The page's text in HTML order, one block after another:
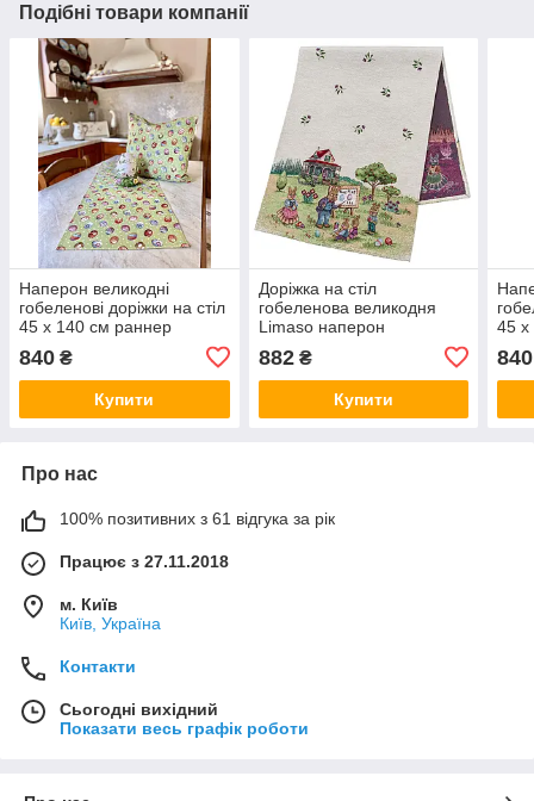
Подібні товари компанії
Наперон великодні
гобеленові доріжки на стіл
45 х 140 см раннер
840 ₴
Купити
Доріжка на стіл
гобеленова великодня
Limaso наперон
гобеленовий на стіл 45 х
140 см раннер
RUNNER1184-45
882₴
Купити
45
840
Про нас
100% позитивних з 61 відгука за рік
Працює з 27.11.2018
м. Київ
Київ, Україна
Контакти
Сьогодні вихідний
Показати весь графік роботи